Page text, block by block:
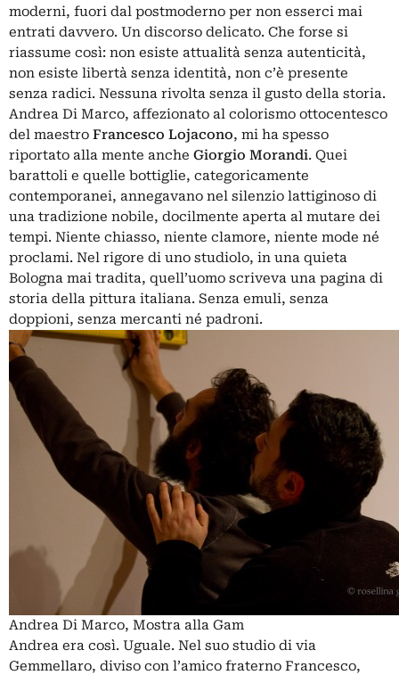
moderni, fuori dal postmoderno per non esserci mai
entrati davvero. Un discorso delicato. Che forse si
riassume così: non esiste attualità senza autenticità,
non esiste libertà senza identità, non c’è presente
senza radici. Nessuna rivolta senza il gusto della storia.
Andrea Di Marco, affezionato al colorismo ottocentesco
del maestro Francesco Lojacono, mi ha spesso
riportato alla mente anche Giorgio Morandi. Quei
barattoli e quelle bottiglie, categoricamente
contemporanei, annegavano nel silenzio lattiginoso di
una tradizione nobile, docilmente aperta al mutare dei
tempi. Niente chiasso, niente clamore, niente mode né
proclami. Nel rigore di uno studiolo, in una quieta
Bologna mai tradita, quell’uomo scriveva una pagina di
storia della pittura italiana. Senza emuli, senza
doppioni, senza mercanti né padroni.
Andrea Di Marco, Mostra alla Gam
Andrea era così. Uguale. Nel suo studio di via
Gemmellaro, diviso con l’amico fraterno Francesco,